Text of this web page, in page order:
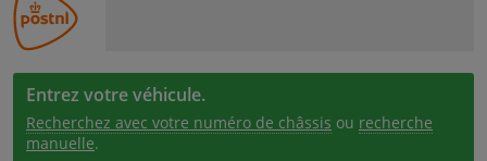
Entrez votre véhicule.
Recherchez avec votre numéro de châssis ou recherche
manuelle.